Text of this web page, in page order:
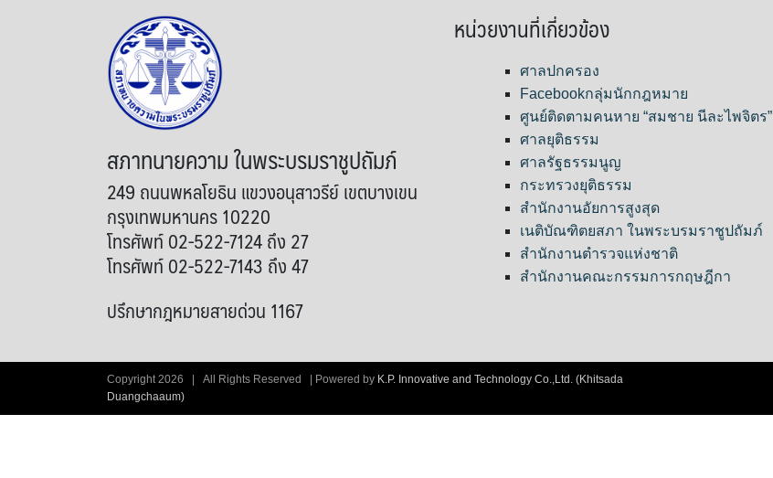
สภาทนายความ ในพระบรมราชูปถัมภ์
249 ถนนพหลโยธิน แขวงอนุสาวรีย์ เขตบางเขน
กรุงเทพมหานคร 10220
โทรศัพท์ 02-522-7124 ถึง 27
โทรศัพท์ 02-522-7143 ถึง 47
ปรึกษากฎหมายสายด่วน 1167
หน่วยงานที่เกี่ยวข้อง
ศาลปกครอง
Facebookกลุ่มนักกฎหมาย
ศูนย์ติดตามคนหาย “สมชาย นีละไพจิตร”
ศาลยุติธรรม
ศาลรัฐธรรมนูญ
กระทรวงยุติธรรม
สำนักงานอัยการสูงสุด
เนติบัณฑิตยสภา ในพระบรมราชูปถัมภ์
สำนักงานตำรวจแห่งชาติ
สำนักงานคณะกรรมการกฤษฎีกา
Copyright 2026 | All Rights Reserved | Powered by K.P. Innovative and Technology Co.,Ltd. (Khitsada
Duangchaaum)